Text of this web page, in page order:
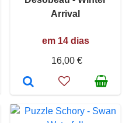
Arrival
em 14 dias
16,00 €